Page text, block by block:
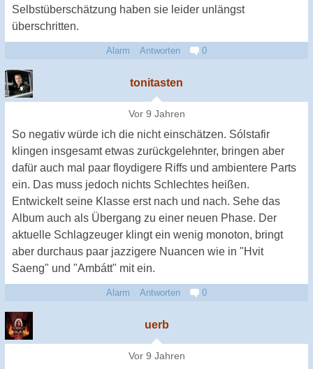
Selbstüberschätzung haben sie leider unlängst
überschritten.
Alarm Antworten 0
tonitasten
Vor 9 Jahren
So negativ würde ich die nicht einschätzen. Sólstafir
klingen insgesamt etwas zurückgelehnter, bringen aber
dafür auch mal paar floydigere Riffs und ambientere Parts
ein. Das muss jedoch nichts Schlechtes heißen.
Entwickelt seine Klasse erst nach und nach. Sehe das
Album auch als Übergang zu einer neuen Phase. Der
aktuelle Schlagzeuger klingt ein wenig monoton, bringt
aber durchaus paar jazzigere Nuancen wie in "Hvit
Saeng" und "Ambátt" mit ein.
Alarm Antworten 0
uerb
Vor 9 Jahren